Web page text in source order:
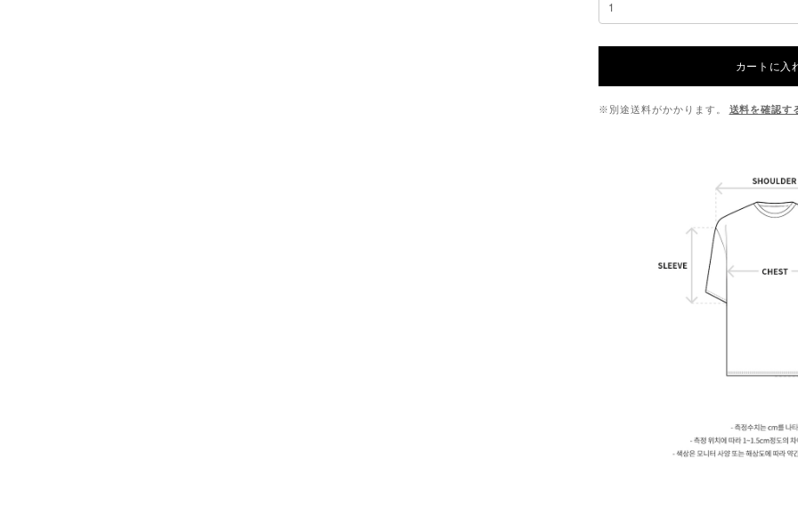
カートに入
※別途送料がかかります。 送料を確認す